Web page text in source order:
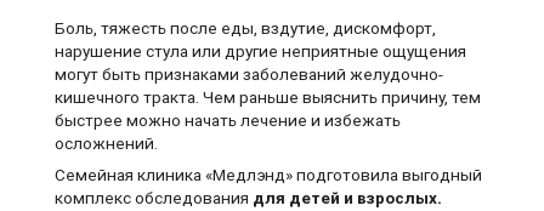
Боль, тяжесть после еды, вздутие, дискомфорт,
нарушение стула или другие неприятные ощущения
могут быть признаками заболеваний желудочно-
кишечного тракта. Чем раньше выяснить причину, тем
быстрее можно начать лечение и избежать
осложнений.
Семейная клиника «Медлэнд» подготовила выгодный
комплекс обследования для детей и взрослых.